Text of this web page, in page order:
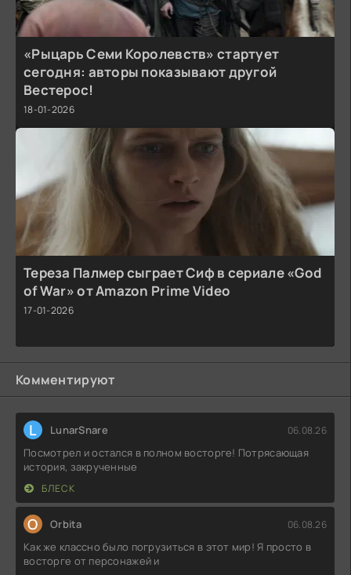
«Рыцарь Семи Королевств» стартует
сегодня: авторы показывают другой
Вестерос!
18-01-2026
Тереза Палмер сыграет Сиф в сериале «God
of War» от Amazon Prime Video
17-01-2026
Комментируют
L LunarSnare 06.08.26
Посмотрел и остался в полном восторге! Потрясающая
история, закрученные
БЛЕСК
O Orbita 06.08.26
Как же классно было погрузиться в этот мир! Я просто в
восторге от персонажей и